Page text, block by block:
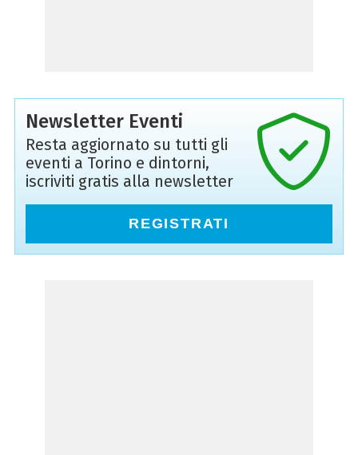
Newsletter Eventi
Resta aggiornato su tutti gli
eventi a Torino e dintorni,
iscriviti gratis alla newsletter
REGISTRATI